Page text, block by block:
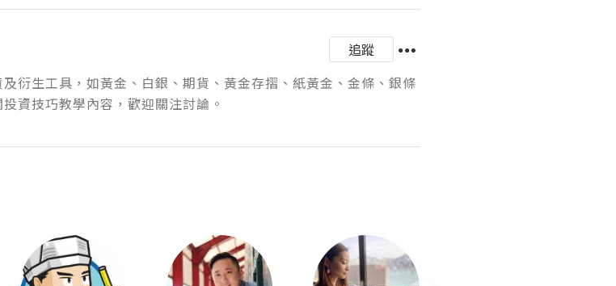
追蹤
衍生工具，如黃金、白銀、期貨、黃金存摺、紙黃金、金條、銀條
資技巧教學內容，歡迎關注討論。